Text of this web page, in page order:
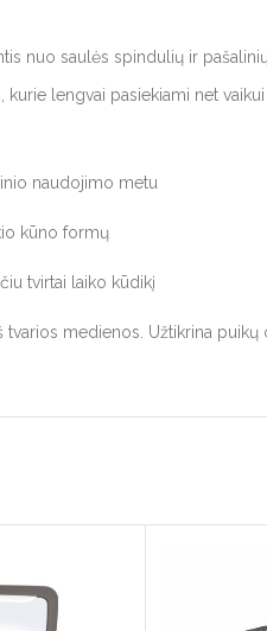
nuo saulės spindulių ir
lengvai pasiekiami net
naudojimo metu
kūno formų
tvirtai laiko kūdikį
medienos. Užtikrina